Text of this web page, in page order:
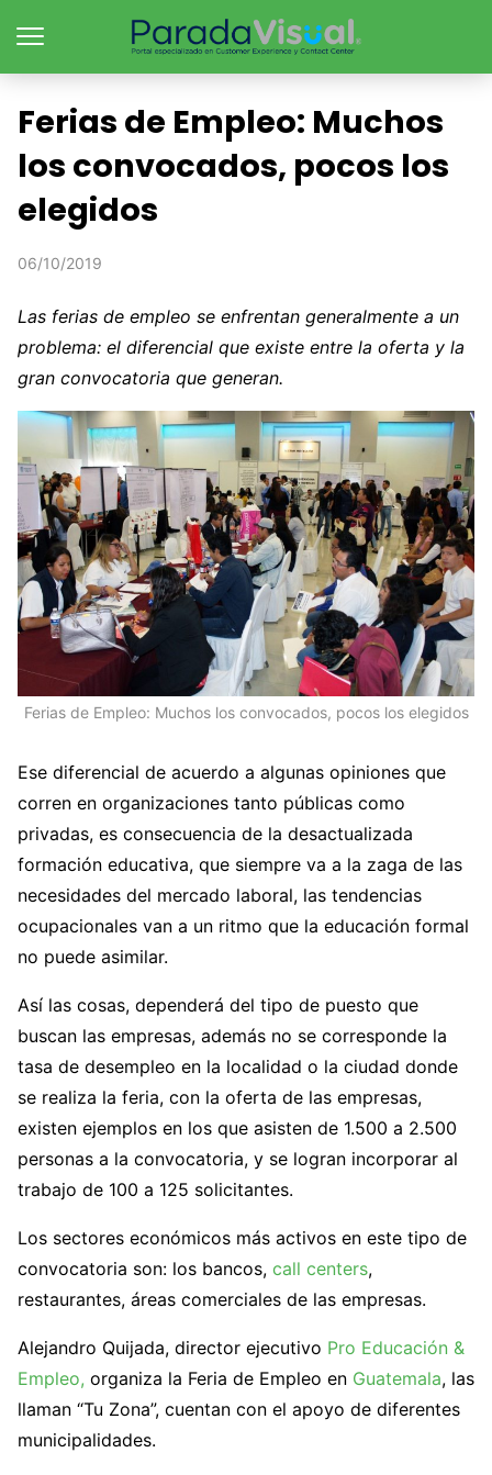
Ferias de Empleo: Muchos
los convocados, pocos los
elegidos
06/10/2019
Las ferias de empleo se enfrentan generalmente a un
problema: el diferencial que existe entre la oferta y la
gran convocatoria que generan.
Ferias de Empleo: Muchos los convocados, pocos los elegidos
Ese diferencial de acuerdo a algunas opiniones que
corren en organizaciones tanto públicas como
privadas, es consecuencia de la desactualizada
formación educativa, que siempre va a la zaga de las
necesidades del mercado laboral, las tendencias
ocupacionales van a un ritmo que la educación formal
no puede asimilar.
Así las cosas, dependerá del tipo de puesto que
buscan las empresas, además no se corresponde la
tasa de desempleo en la localidad o la ciudad donde
se realiza la feria, con la oferta de las empresas,
existen ejemplos en los que asisten de 1.500 a 2.500
personas a la convocatoria, y se logran incorporar al
trabajo de 100 a 125 solicitantes.
Los sectores económicos más activos en este tipo de
convocatoria son: los bancos, call centers,
restaurantes, áreas comerciales de las empresas.
Alejandro Quijada, director ejecutivo Pro Educación &
Empleo, organiza la Feria de Empleo en Guatemala, las
llaman “Tu Zona”, cuentan con el apoyo de diferentes
municipalidades.